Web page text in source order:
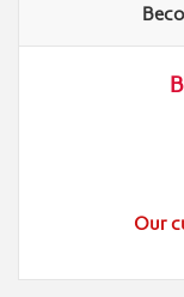
Our